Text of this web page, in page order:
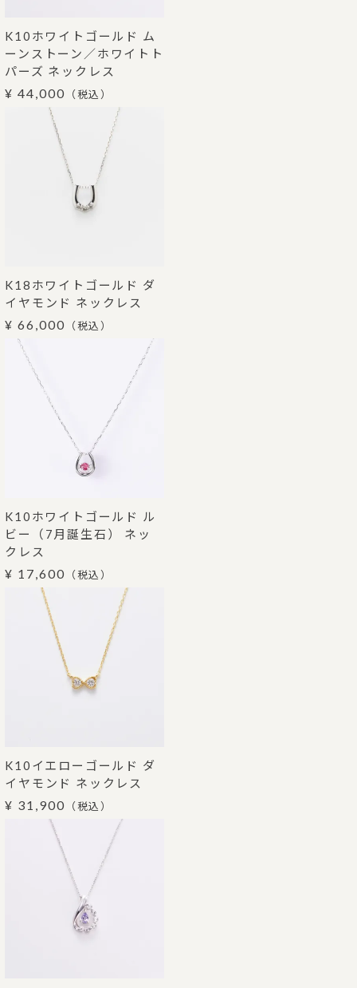
K10ホワイトゴールド ム
ーンストーン／ホワイトト
パーズ ネックレス
¥ 44,000 （税込）
K18ホワイトゴールド ダ
イヤモンド ネックレス
¥ 66,000 （税込）
K10ホワイトゴールド ル
ビー（7月誕生石） ネッ
クレス
¥ 17,600 （税込）
K10イエローゴールド ダ
イヤモンド ネックレス
¥ 31,900 （税込）